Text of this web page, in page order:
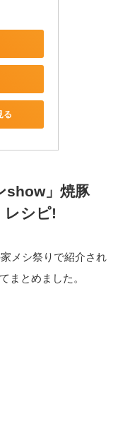
る
show」焼豚
レシピ!
メシ祭りで紹介され
まとめました。